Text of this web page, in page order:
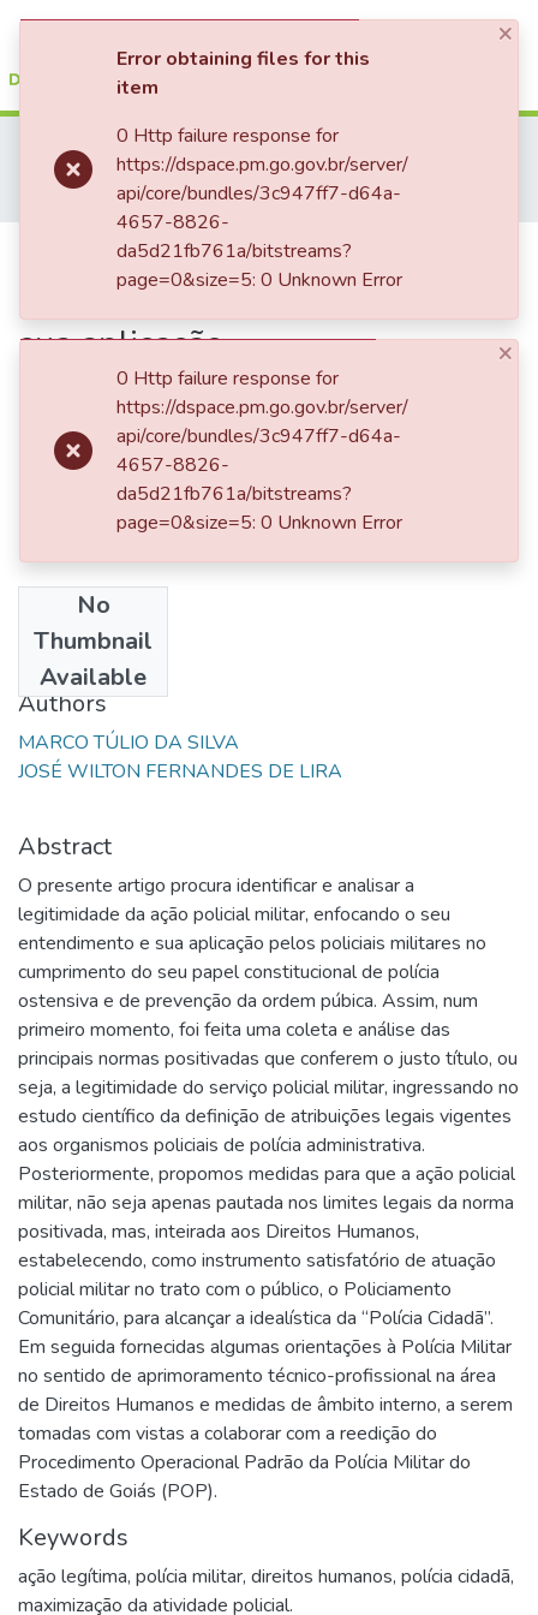
Communities & Collections
All of DSpace
TRABALHOS DE CONCLUSÃO DE CURSO - CHOA (CURSO DE HABILITAÇÃO DE OFICIAIS AUXILIARES)
CURSO DE HABILITAÇÃO DE OFICIAIS AUXILIARES - CHOA - 2008
DA AÇÃO POLICIAL MILITAR LEGÍTIMA Seu entendimento e sua aplicação
DA AÇÃO POLICIAL MILITAR
LEGÍTIMA Seu entendimento e
sua aplicação
No
Thumbnail
Available
2008-01-01
Authors
MARCO TÚLIO DA SILVA
JOSÉ WILTON FERNANDES DE LIRA
Abstract
O presente artigo procura identificar e analisar a
legitimidade da ação policial militar, enfocando o seu
entendimento e sua aplicação pelos policiais militares no
cumprimento do seu papel constitucional de polícia
ostensiva e de prevenção da ordem púbica. Assim, num
primeiro momento, foi feita uma coleta e análise das
principais normas positivadas que conferem o justo título, ou
seja, a legitimidade do serviço policial militar, ingressando no
estudo científico da definição de atribuições legais vigentes
aos organismos policiais de polícia administrativa.
Posteriormente, propomos medidas para que a ação policial
militar, não seja apenas pautada nos limites legais da norma
positivada, mas, inteirada aos Direitos Humanos,
estabelecendo, como instrumento satisfatório de atuação
policial militar no trato com o público, o Policiamento
Comunitário, para alcançar a idealística da “Polícia Cidadã”.
Em seguida fornecidas algumas orientações à Polícia Militar
no sentido de aprimoramento técnico-profissional na área
de Direitos Humanos e medidas de âmbito interno, a serem
tomadas com vistas a colaborar com a reedição do
Procedimento Operacional Padrão da Polícia Militar do
Estado de Goiás (POP).
Keywords
ação legítima, polícia militar, direitos humanos, polícia cidadã,
maximização da atividade policial.
×
Error obtaining files for this
item
0 Http failure response for
https://dspace.pm.go.gov.br/server/
api/core/bundles/3c947ff7-d64a-
4657-8826-
da5d21fb761a/bitstreams?
page=0&size=5: 0 Unknown Error
×
0 Http failure response for
https://dspace.pm.go.gov.br/server/
api/core/bundles/3c947ff7-d64a-
4657-8826-
da5d21fb761a/bitstreams?
page=0&size=5: 0 Unknown Error